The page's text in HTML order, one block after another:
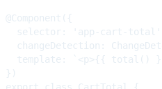
@Component({
selector: 'app-cart-
changeDetection:
template: `<p>{{ total()
})
export class CartTotal {